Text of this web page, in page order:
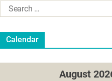
Calendar
August